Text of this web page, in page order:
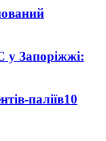
у Запоріжжі:
паліїв10